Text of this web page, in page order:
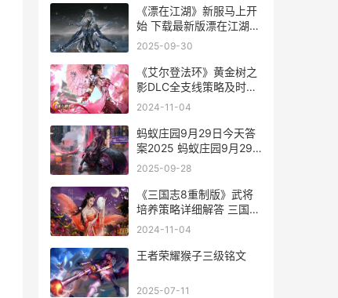
《漂在江湖》新服马上开
始 下载最新版漂在江湖迎
接新征程 漂在江湖 青风
2025-09-30
《艾尔登法环》黄金树之
影DLC全支线策略及时间
节点介绍 艾尔登法环拉妮
2024-11-04
蚂蚁庄园9月29日今天答
案2025 蚂蚁庄园9月29
日答案
2025-09-28
《三国志8重制版》武将
培养策略详细解答 三国志
8重制版
2024-11-04
王者荣耀猴子三级铭文
2025-07-11